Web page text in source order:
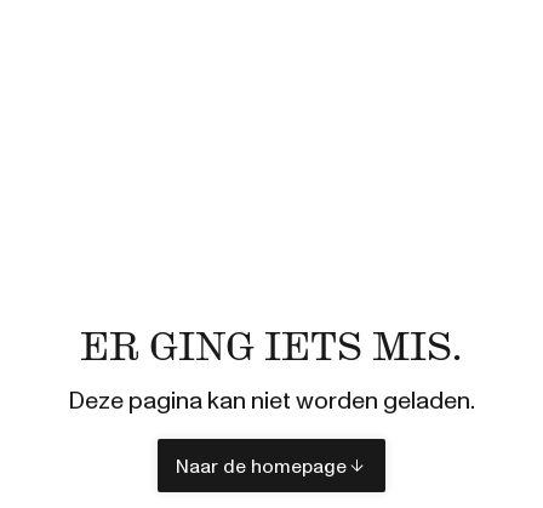
ER GING IETS MIS.
Deze pagina kan niet worden geladen.
Naar de homepage